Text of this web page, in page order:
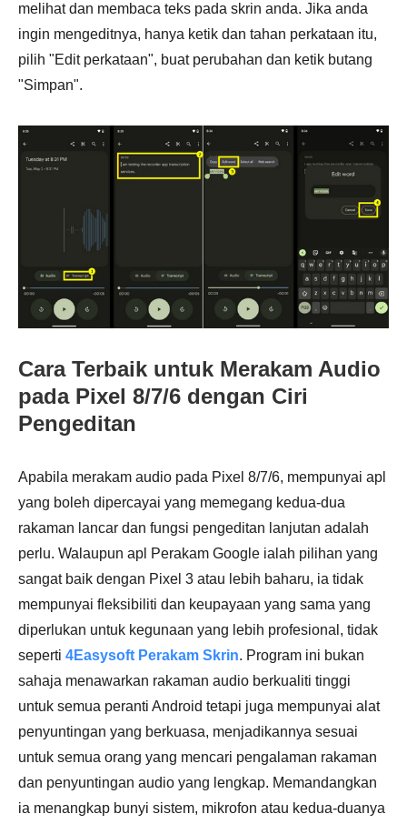
melihat dan membaca teks pada skrin anda. Jika anda
ingin mengeditnya, hanya ketik dan tahan perkataan itu,
pilih "Edit perkataan", buat perubahan dan ketik butang
"Simpan".
Cara Terbaik untuk Merakam Audio
pada Pixel 8/7/6 dengan Ciri
Pengeditan
Apabila merakam audio pada Pixel 8/7/6, mempunyai apl
yang boleh dipercayai yang memegang kedua-dua
rakaman lancar dan fungsi pengeditan lanjutan adalah
perlu. Walaupun apl Perakam Google ialah pilihan yang
sangat baik dengan Pixel 3 atau lebih baharu, ia tidak
mempunyai fleksibiliti dan keupayaan yang sama yang
diperlukan untuk kegunaan yang lebih profesional, tidak
seperti 4Easysoft Perakam Skrin. Program ini bukan
sahaja menawarkan rakaman audio berkualiti tinggi
untuk semua peranti Android tetapi juga mempunyai alat
penyuntingan yang berkuasa, menjadikannya sesuai
untuk semua orang yang mencari pengalaman rakaman
dan penyuntingan audio yang lengkap. Memandangkan
ia menangkap bunyi sistem, mikrofon atau kedua-duanya